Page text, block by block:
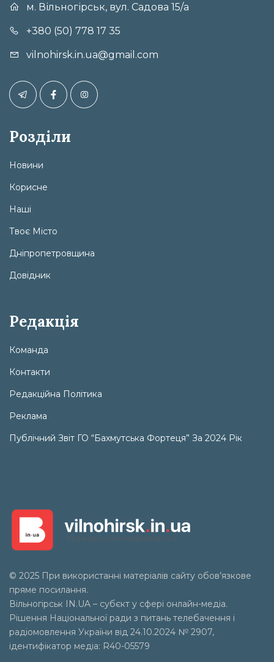
м. Вільногірськ, вул. Садова 15/а
+380 (50) 778 17 35
vilnohirsk.in.ua@gmail.com
Розділи
Новини
Корисне
Наші
Твоє Місто
Дніпропетровщина
Довідник
Редакція
Команда
Контакти
Редакційна Політика
Реклама
Публічний Звіт ГО “Бахмутська Фортеця” За 2024 Рік
© 2025 При використанні матеріалів сайту обов’язкове
пряме посилання.
Вільногірськ
IN.UA – субєкт у сфері онлайн-медіа.
Рішення Національної ради з питань телебачення і
радіомовлення України від 24.10.2024 № 2907,
ідентифікатор медіа: R40-05579